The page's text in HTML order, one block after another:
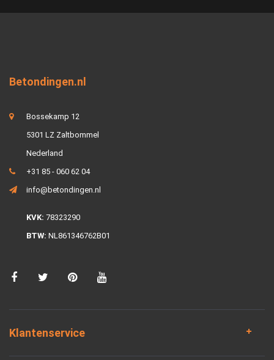
Betondingen.nl
Bossekamp 12
5301 LZ Zaltbommel
Nederland
+31 85 - 060 62 04
info@betondingen.nl
KVK: 78323290
BTW: NL861346762B01
Klantenservice